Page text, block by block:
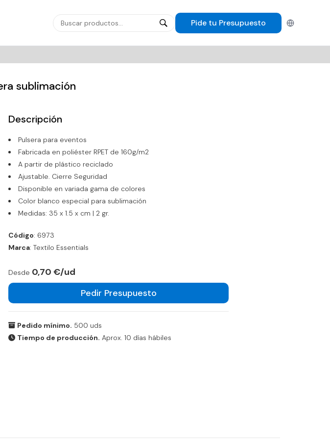
Pide tu Presupuesto Español
sublimación
Descripción
Pulsera para eventos
Fabricada en poliéster RPET de 160g/m2
A partir de plástico reciclado
Ajustable. Cierre Seguridad
Disponible en variada gama de colores
Color blanco especial para sublimación
Medidas: 35 x 1.5 x cm | 2 gr.
Código: 6973
Marca: Textilo Essentials
Desde 0,70 €/ud
Pedir Presupuesto
Pedido mínimo. 500 uds
Tiempo de producción. Aprox. 10 días hábiles